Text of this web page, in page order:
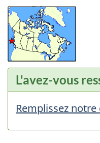
L'avez-vous
Remplissez